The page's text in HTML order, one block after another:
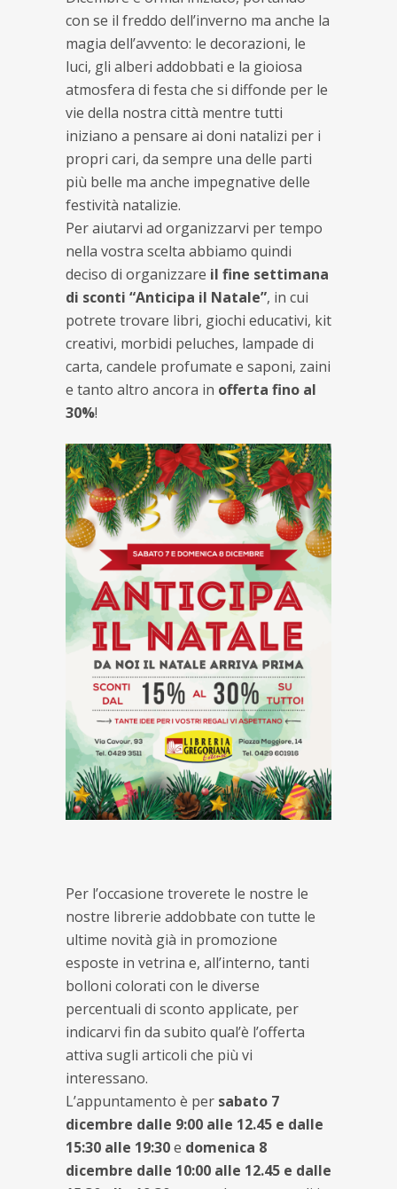
con se il freddo dell’inverno ma anche la
magia dell’avvento: le decorazioni, le
luci, gli alberi addobbati e la gioiosa
atmosfera di festa che si diffonde per le
vie della nostra città mentre tutti
iniziano a pensare ai doni natalizi per i
propri cari, da sempre una delle parti
più belle ma anche impegnative delle
festività natalizie.
Per aiutarvi ad organizzarvi per tempo
nella vostra scelta abbiamo quindi
deciso di organizzare il fine settimana
di sconti “Anticipa il Natale”, in cui
potrete trovare libri, giochi educativi, kit
creativi, morbidi peluches, lampade di
carta, candele profumate e saponi, zaini
e tanto altro ancora in offerta fino al
30%!
Per l’occasione troverete le nostre le
nostre librerie addobbate con tutte le
ultime novità già in promozione
esposte in vetrina e, all’interno, tanti
bolloni colorati con le diverse
percentuali di sconto applicate, per
indicarvi fin da subito qual’è l’offerta
attiva sugli articoli che più vi
interessano.
L’appuntamento è per sabato 7
dicembre dalle 9:00 alle 12.45 e dalle
15:30 alle 19:30e domenica 8
dicembre dalle 10:00 alle 12.45 e dalle